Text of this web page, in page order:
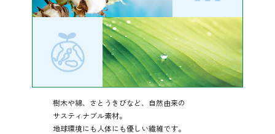
樹木や綿、さとうきびなど、自然由来の
サスティナブル素材。
地球環境にも人体にも優しい繊維です。